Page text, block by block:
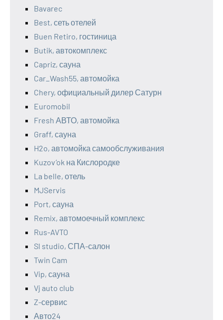
Bavarec
Best, сеть отелей
Buen Retiro, гостиница
Butik, автокомплекс
Capriz, сауна
Car_Wash55, автомойка
Chery, официальный дилер Сатурн
Euromobil
Fresh АВТО, автомойка
Graff, сауна
H2o, автомойка самообслуживания
Kuzov’ok на Кислородке
La belle, отель
MJServis
Port, сауна
Remix, автомоечный комплекс
Rus-AVTO
Sl studio, СПА-салон
Twin Cam
Vip, сауна
Vj auto club
Z-сервис
Авто24